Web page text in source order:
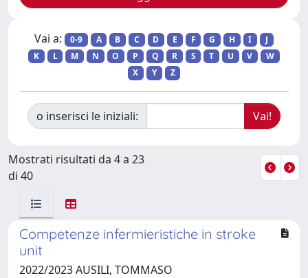
Vai a: 0-9 A B C D E F G H I
J
K
L M N O P Q R S T U V
W
X
Y Z
o inserisci le iniziali:
Mostrati risultati da 4 a 23
di 40
Competenze infermieristiche in stroke
unit
2022/2023 AUSILI, TOMMASO